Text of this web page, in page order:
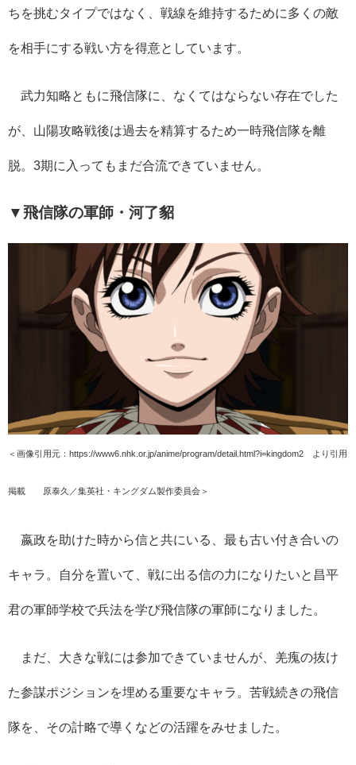
ちを挑むタイプではなく、戦線を維持するために多くの敵
を相手にする戦い方を得意としています。
武力知略ともに飛信隊に、なくてはならない存在でした
が、山陽攻略戦後は過去を精算するため一時飛信隊を離
脱。 3期に入ってもまだ合流できていません。
▼飛信隊の軍師・河了貂
＜画像引用元：https://www6.nhk.or.jp/anime/program/detail.html?i=kingdom2 より引用
掲載 ©原泰久／集英社・キングダム製作委員会＞
嬴政を助けた時から信と共にいる、最も古い付き合いの
キャラ。自分を置いて、戦に出る信の力になりたいと昌平
君の軍師学校で兵法を学び飛信隊の軍師になりました。
まだ、大きな戦には参加できていませんが、羌瘣の抜け
た参謀ポジションを埋める重要なキャラ。苦戦続きの飛信
隊を、その計略で導くなどの活躍をみせました。